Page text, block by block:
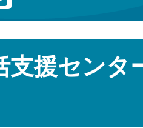
支援センタ